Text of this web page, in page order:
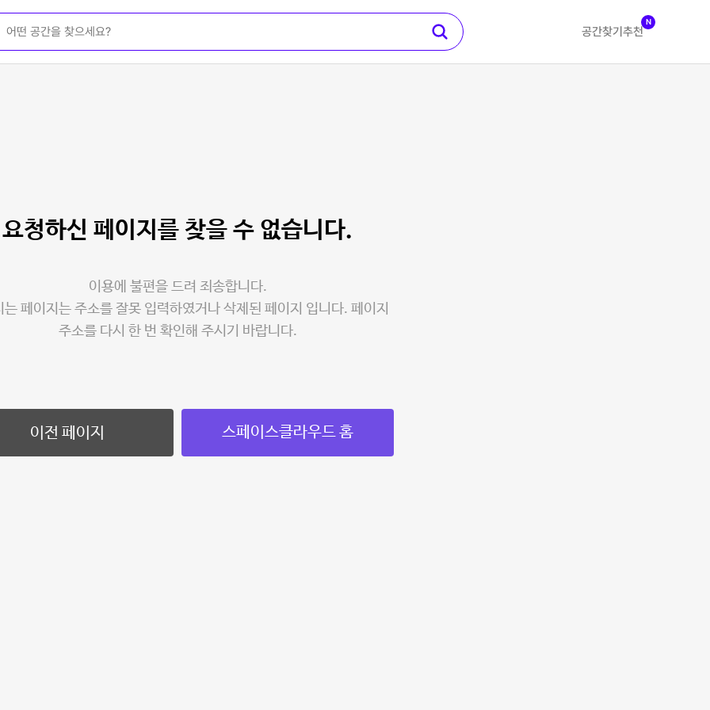
공간찾기 추천
N
요청하신 페이지를 찾을 수 없습니다.
이용에 불편을 드려 죄송합니다.
는 페이지는 주소를 잘못 입력하였거나 삭제된 페이지 입니다. 페이지
주소를 다시 한 번 확인해 주시기 바랍니다.
이전 페이지 스페이스클라우드 홈